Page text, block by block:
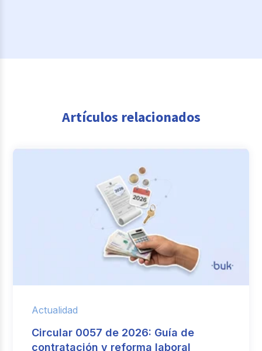
Artículos relacionados
Actualidad
Circular 0057 de 2026: Guía de
contratación y reforma laboral